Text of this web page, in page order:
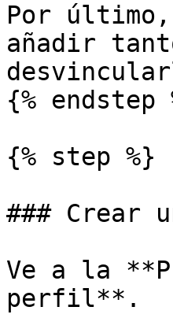
Por
añadir
{% endstep
{% step %}
### Crear
Ve a la
perfil**.